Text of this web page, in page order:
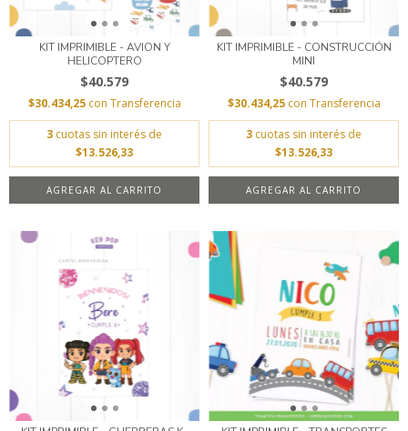
KIT IMPRIMIBLE - AVION Y
HELICOPTERO
$40.579
$30.434,25 con Transferencia
3 cuotas sin interés de
$13.526,33
AGREGAR AL CARRITO
KIT IMPRIMIBLE - CONSTRUCCIÓN
MINI
$40.579
$30.434,25 con Transferencia
3 cuotas sin interés de
$13.526,33
AGREGAR AL CARRITO